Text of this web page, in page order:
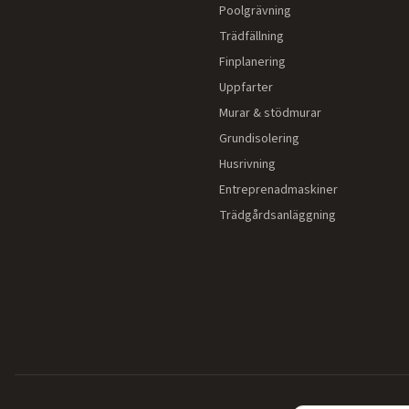
Poolgrävning
Trädfällning
Finplanering
Uppfarter
Murar & stödmurar
Grundisolering
Husrivning
Entreprenadmaskiner
Trädgårdsanläggning